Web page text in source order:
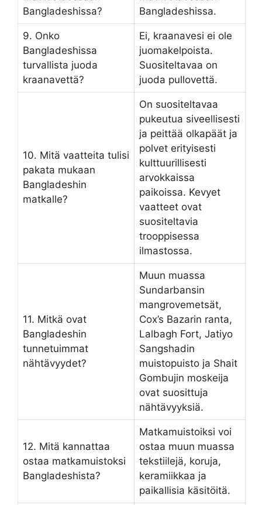
Bangladeshissa?
Bangladeshissa.
9. Onko
Bangladeshissa
turvallista juoda
kraanavettä?
Ei, kraanavesi ei ole
juomakelpoista.
Suositeltavaa on
juoda pullovettä.
10. Mitä vaatteita tulisi
pakata mukaan
Bangladeshin
matkalle?
On suositeltavaa
pukeutua siveellisesti
ja peittää olkapäät ja
polvet erityisesti
kulttuurillisesti
arvokkaissa
paikoissa. Kevyet
vaatteet ovat
suositeltavia
trooppisessa
ilmastossa.
11. Mitkä ovat
Bangladeshin
tunnetuimmat
nähtävyydet?
Muun muassa
Sundarbansin
mangrovemetsät,
Cox’s Bazarin ranta,
Lalbagh Fort, Jatiyo
Sangshadin
muistopuisto ja Shait
Gombujin moskeija
ovat suosittuja
nähtävyyksiä.
12. Mitä kannattaa
ostaa matkamuistoksi
Bangladeshista?
Matkamuistoiksi voi
ostaa muun muassa
tekstiilejä, koruja,
keramiikkaa ja
paikallisia käsitöitä.